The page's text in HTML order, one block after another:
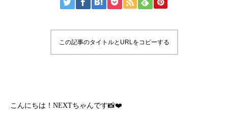
この記事のタイトルとURLをコピーする
こんにちは！NEXTちゃんです📸❤️